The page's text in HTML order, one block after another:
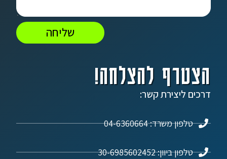
הצטרף להצלחה!
דרכים ליצירת קשר:
טלפון משרד: 04-6360664
טלפון ביוון: 30-6985602452
שליחה